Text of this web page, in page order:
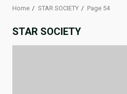
Home STAR SOCIETY Page 54
STAR SOCIETY